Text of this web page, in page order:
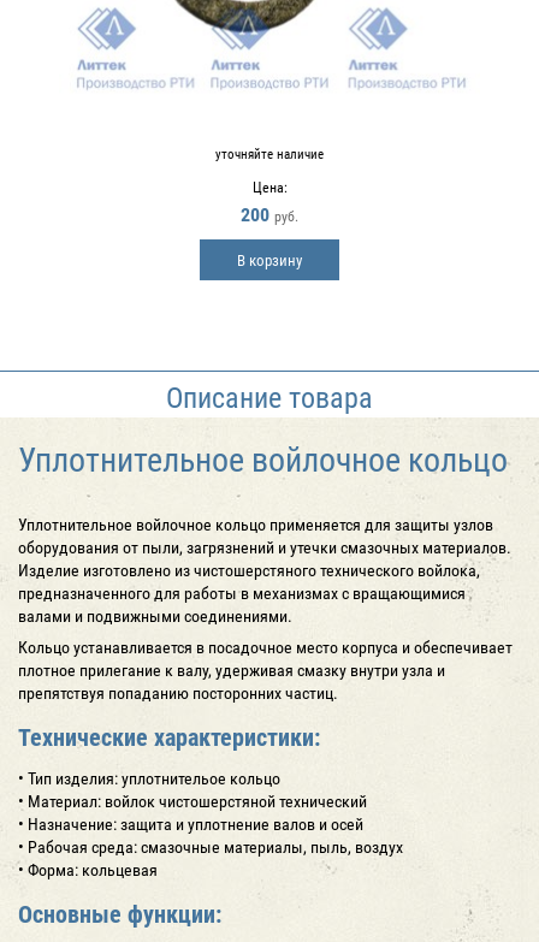
уточняйте наличие
Цена:
200 руб.
В корзину
Описание товара
Уплотнительное войлочное кольцо
Уплотнительное войлочное кольцо применяется для защиты узлов
оборудования от пыли, загрязнений и утечки смазочных материалов.
Изделие изготовлено из чистошерстяного технического войлока,
предназначенного для работы в механизмах с вращающимися
валами и подвижными соединениями.
Кольцо устанавливается в посадочное место корпуса и обеспечивает
плотное прилегание к валу, удерживая смазку внутри узла и
препятствуя попаданию посторонних частиц.
Технические характеристики:
• Тип изделия: уплотнительое кольцо
• Материал: войлок чистошерстяной технический
• Назначение: защита и уплотнение валов и осей
• Рабочая среда: смазочные материалы, пыль, воздух
• Форма: кольцевая
Основные функции: